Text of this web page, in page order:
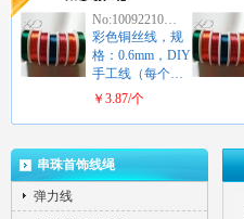
No:10092210…
彩色铜丝线，规
格：0.6mm，DIY
手工线（每个…
￥3.87/个
串珠首饰线绳
弹力线